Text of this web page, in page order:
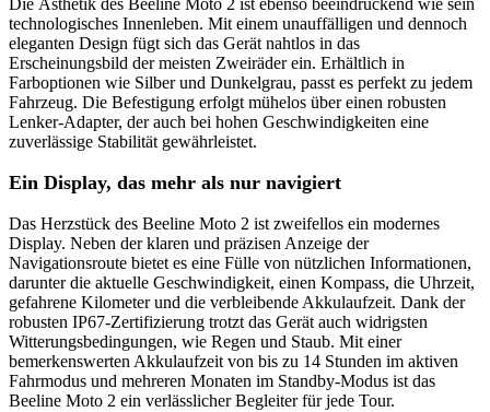
Die Ästhetik des Beeline Moto 2 ist ebenso beeindruckend wie sein
technologisches Innenleben. Mit einem unauffälligen und dennoch
eleganten Design fügt sich das Gerät nahtlos in das
Erscheinungsbild der meisten Zweiräder ein. Erhältlich in
Farboptionen wie Silber und Dunkelgrau, passt es perfekt zu jedem
Fahrzeug. Die Befestigung erfolgt mühelos über einen robusten
Lenker-Adapter, der auch bei hohen Geschwindigkeiten eine
zuverlässige Stabilität gewährleistet.
Ein Display, das mehr als nur navigiert
Das Herzstück des Beeline Moto 2 ist zweifellos ein modernes
Display. Neben der klaren und präzisen Anzeige der
Navigationsroute bietet es eine Fülle von nützlichen Informationen,
darunter die aktuelle Geschwindigkeit, einen Kompass, die Uhrzeit,
gefahrene Kilometer und die verbleibende Akkulaufzeit. Dank der
robusten IP67-Zertifizierung trotzt das Gerät auch widrigsten
Witterungsbedingungen, wie Regen und Staub. Mit einer
bemerkenswerten Akkulaufzeit von bis zu 14 Stunden im aktiven
Fahrmodus und mehreren Monaten im Standby-Modus ist das
Beeline Moto 2 ein verlässlicher Begleiter für jede Tour.